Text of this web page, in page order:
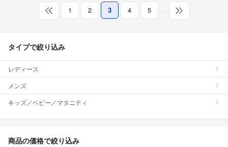
1 2 3 4 5
タイプで絞り込み
レディース
メンズ
キッズ／ベビー／マタニティ
商品の価格で絞り込み